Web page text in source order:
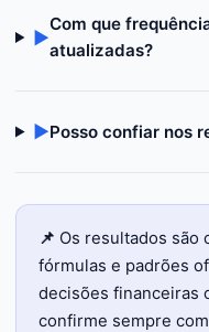
▶
Com que
atualizadas?
▶Posso confiar nos
📌 Os resultados são
fórmulas e padrões
decisões financeiras
confirme sempre